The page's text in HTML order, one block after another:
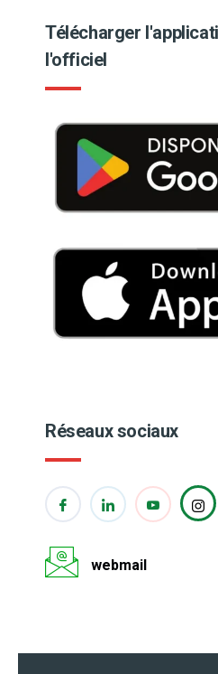
Télécharger
l'officiel
Réseaux sociaux
webmail